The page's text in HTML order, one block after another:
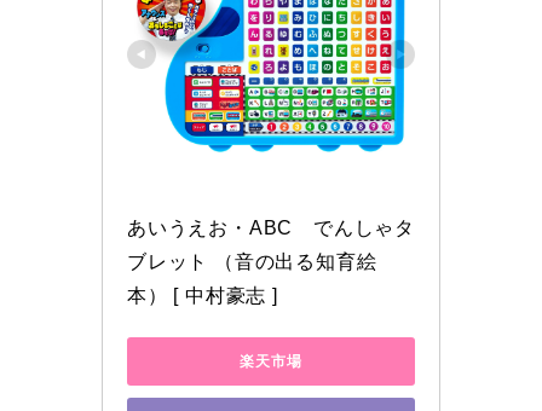
あいうえお・ABC　でんしゃタ
ブレット （音の出る知育絵
本） [ 中村豪志 ]
楽天市場